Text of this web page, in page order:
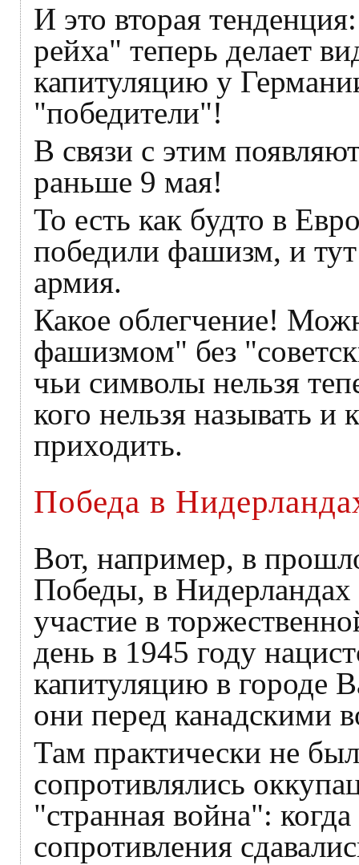
И это вторая
рейха" теперь делает
капитуляцию у
"победители"!
В связи с этим
раньше 9 мая!
То есть как будто в
победили фашизм, и
армия.
Какое облегчение!
фашизмом" без
чьи символы нельзя
кого нельзя называть
приходить.
Победа в
Вот, например, в
Победы, в Нидерландах
участие в
день в 1945 году
капитуляцию в городе
они перед канадскими
Там практически не
сопротивлялись
"странная война":
сопротивления